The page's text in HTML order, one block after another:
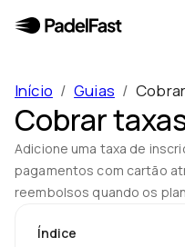
Início / Guias /
Cobrar
Adicione uma taxa de
pagamentos com cartão
reembolsos quando os
Índice